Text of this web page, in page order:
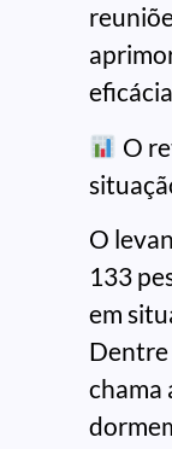
O
O
133
em
Dentre
chama